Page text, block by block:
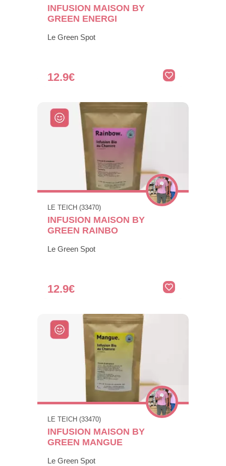
INFUSION MAISON BY
GREEN ENERGI
Le Green Spot
12.9€
LE TEICH (33470)
INFUSION MAISON BY
GREEN RAINBO
Le Green Spot
12.9€
LE TEICH (33470)
INFUSION MAISON BY
GREEN MANGUE
Le Green Spot